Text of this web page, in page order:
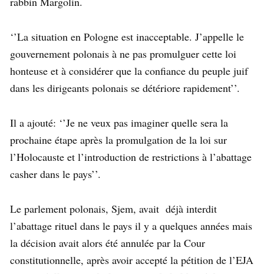
‘’La situation en Pologne est inacceptable. J’appelle le
gouvernement polonais à ne pas promulguer cette loi
honteuse et à considérer que la confiance du peuple juif
dans les dirigeants polonais se détériore rapidement’’.
Il a ajouté: ‘’Je ne veux pas imaginer quelle sera la
prochaine étape après la promulgation de la loi sur
l’Holocauste et l’introduction de restrictions à l’abattage
casher dans le pays’’.
Le parlement polonais, Sjem, avait déjà interdit
l’abattage rituel dans le pays il y a quelques années mais
la décision avait alors été annulée par la Cour
constitutionnelle, après avoir accepté la pétition de l’EJA